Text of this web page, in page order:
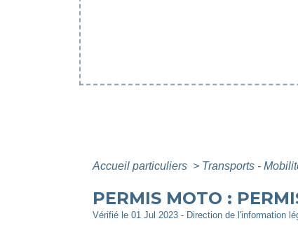
Accueil particuliers > Transports -
PERMIS MOTO :
Vérifié le 01 Jul 2023 - Direction de l'information